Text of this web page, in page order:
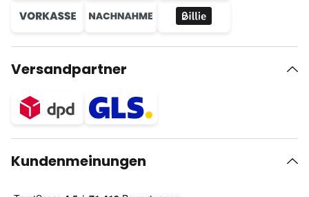
Versandpartner
Kundenmeinungen